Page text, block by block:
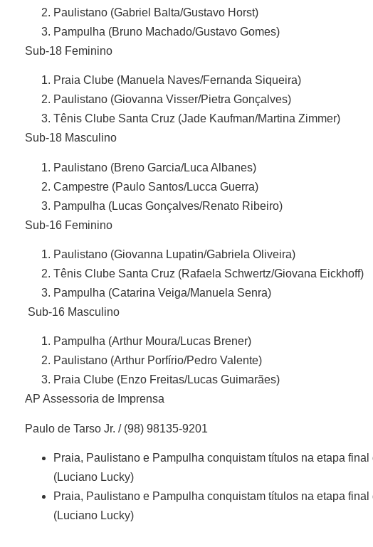
Paulistano (Gabriel Balta/Gustavo Horst)
Pampulha (Bruno Machado/Gustavo Gomes)
Sub-18 Feminino
Praia Clube (Manuela Naves/Fernanda Siqueira)
Paulistano (Giovanna Visser/Pietra Gonçalves)
Tênis Clube Santa Cruz (Jade Kaufman/Martina Zimmer)
Sub-18 Masculino
Paulistano (Breno Garcia/Luca Albanes)
Campestre (Paulo Santos/Lucca Guerra)
Pampulha (Lucas Gonçalves/Renato Ribeiro)
Sub-16 Feminino
Paulistano (Giovanna Lupatin/Gabriela Oliveira)
Tênis Clube Santa Cruz (Rafaela Schwertz/Giovana Eickhoff)
Pampulha (Catarina Veiga/Manuela Senra)
Sub-16 Masculino
Pampulha (Arthur Moura/Lucas Brener)
Paulistano (Arthur Porfírio/Pedro Valente)
Praia Clube (Enzo Freitas/Lucas Guimarães)
AP Assessoria de Imprensa
Paulo de Tarso Jr. / (98) 98135-9201
Praia, Paulistano e Pampulha conquistam títulos na etapa final
(Luciano Lucky)
Praia, Paulistano e Pampulha conquistam títulos na etapa final
(Luciano Lucky)